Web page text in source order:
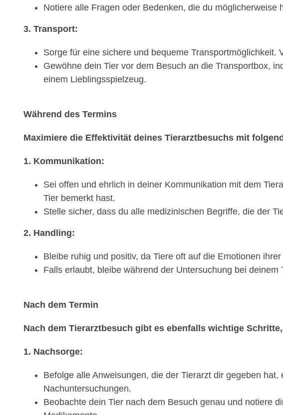
Notiere alle Fragen oder Bedenken, die du
3. Transport:
Sorge für eine sichere und bequeme
Gewöhne dein Tier vor dem Besuch an die Transportbox,
einem Lieblingsspielzeug.
Während des Termins
Maximiere die Effektivität deines Tierarztbesuchs mit
1. Kommunikation:
Sei offen und ehrlich in deiner Kommunikation mit dem
Tier bemerkt hast.
Stelle sicher, dass du alle medizinischen Begriffe, die der
2. Handling:
Bleibe ruhig und positiv, da Tiere oft auf die Emotionen
Falls erlaubt, bleibe während der Untersuchung bei deinem
Nach dem Termin
Nach dem Tierarztbesuch gibt es ebenfalls wichtige
1. Nachsorge:
Befolge alle Anweisungen, die der Tierarzt dir gegeben
Nachuntersuchungen.
Beobachte dein Tier nach dem Besuch genau und notiere